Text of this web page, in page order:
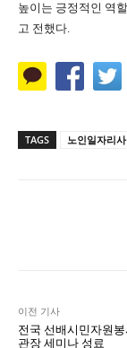
높이는 긍정적인 역
고 전했다.
TAGS 노인일자리
이전 기사
전국 선배시민자원봉
관장 세미나 성료